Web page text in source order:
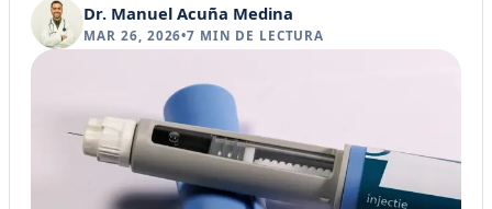
Dr. Manuel Acuña Medina
MAR 26, 2026•7 MIN DE LECTURA